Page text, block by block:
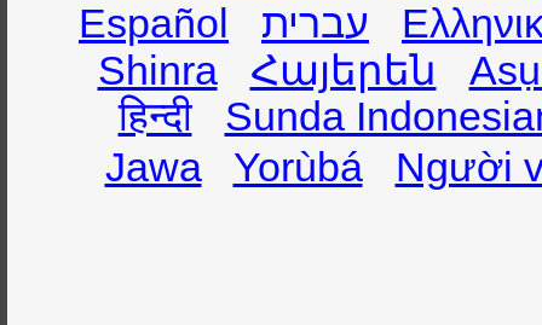
Español
עברית
Shinra
Հայերեն
हिन्दी
Sunda
Jawa
Yorùbá Người